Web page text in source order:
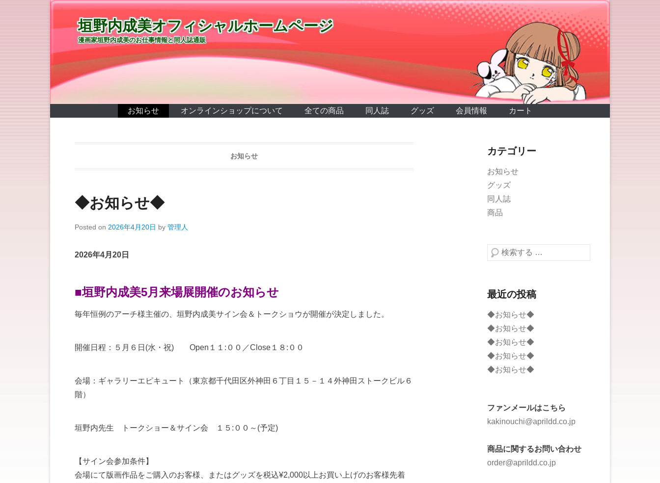
垣野内成美オフィシャルホームページ
漫画家垣野内成美のお仕事情報と同人誌通販
お知らせ オンラインショップについて 全ての商品 同人誌 グッズ 会員情報 カート
お知らせ
◆お知らせ◆
Posted on 2026年4月20日 by 管理人
2026年4月20日
■垣野内成美5月来場展開催のお知らせ
毎年恒例のアーチ様主催の、垣野内成美サイン会＆トークショウが開催が決定しました。
開催日程：５月６日(水・祝) Open１１:００／Close１８:００
会場：ギャラリーエピキュート（東京都千代田区外神田６丁目１５－１４外神田ストークビル６
階）
垣野内先生 トークショー＆サイン会 １５:００～(予定)
【サイン会参加条件】
会場にて版画作品をご購入のお客様、またはグッズを税込¥2,000以上お買い上げのお客様先着
カテゴリー
お知らせ
グッズ
同人誌
商品
検索する
最近の投稿
◆お知らせ◆
◆お知らせ◆
◆お知らせ◆
◆お知らせ◆
◆お知らせ◆
ファンメールはこちら
kakinouchi@aprildd.co.jp
商品に関するお問い合わせ
order@aprildd.co.jp